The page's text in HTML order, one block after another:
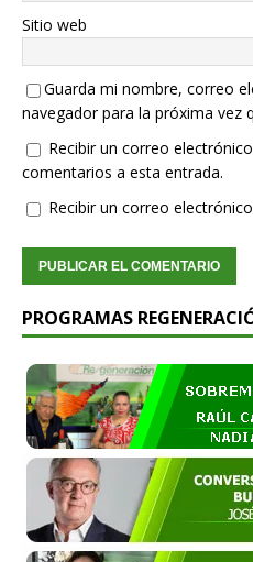
Sitio web
Guarda mi nombre, correo
navegador para la próxima vez
Recibir un correo
comentarios a esta entrada.
Recibir un correo
PROGRAMAS